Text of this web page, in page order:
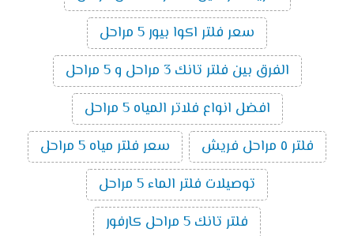
سعر فلتر اكوا بيور 5 مراحل
الفرق بين فلتر تانك 3 مراحل و 5 مراحل
افضل انواع فلاتر المياه 5 مراحل
فلتر ٥ مراحل فريش
سعر فلتر مياه 5 مراحل
توصيلات فلتر الماء 5 مراحل
فلتر تانك 5 مراحل كارفور